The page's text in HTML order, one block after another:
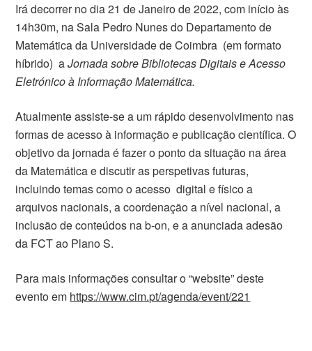
Irá decorrer no dia 21 de Janeiro de 2022, com início às
14h30m, na Sala Pedro Nunes do Departamento de
Matemática da Universidade de Coimbra (em formato
híbrido) aJornada sobre Bibliotecas Digitais e Acesso
Eletrónico à Informação Matemática.
Atualmente assiste-se a um rápido desenvolvimento nas
formas de acesso à informação e publicação científica. O
objetivo da jornada é fazer o ponto da situação na área
da Matemática e discutir as perspetivas futuras,
incluindo temas como o acesso digital e físico a
arquivos nacionais, a coordenação a nível nacional, a
inclusão de conteúdos na b-on, e a anunciada adesão
da FCT ao Plano S.
Para mais informações consultar o “website” deste
evento em https://www.cim.pt/agenda/event/221